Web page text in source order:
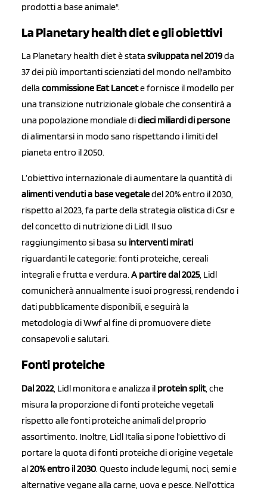
prodotti a base animale".
La Planetary health diet e gli obiettivi
La Planetary health diet è stata sviluppata nel 2019da
37 dei più importanti scienziati del mondo nell'ambito
della commissione Eat Lancete fornisce il modello per
una transizione nutrizionale globale che consentirà a
una popolazione mondiale didieci miliardi di persone
di alimentarsi in modo sano rispettando i limiti del
pianeta entro il 2050.
L’obiettivo internazionale di aumentare la quantità di
alimenti venduti a base vegetaledel 20% entro il 2030,
rispetto al 2023, fa parte della strategia olistica di Csr e
del concetto di nutrizione di Lidl. Il suo
raggiungimento si basa su interventi mirati
riguardanti le categorie: fonti proteiche, cereali
integrali e frutta e verdura. A partire dal 2025, Lidl
comunicherà annualmente i suoi progressi, rendendo i
dati pubblicamente disponibili, e seguirà la
metodologia di Wwf al fine di promuovere diete
consapevoli e salutari.
Fonti proteiche
Dal 2022, Lidl monitora e analizza il protein split, che
misura la proporzione di fonti proteiche vegetali
rispetto alle fonti proteiche animali del proprio
assortimento. Inoltre, Lidl Italia si pone l’obiettivo di
portare la quota di fonti proteiche di origine vegetale
al20% entro il 2030. Questo include legumi, noci, semi e
alternative vegane alla carne, uova e pesce. Nell’ottica